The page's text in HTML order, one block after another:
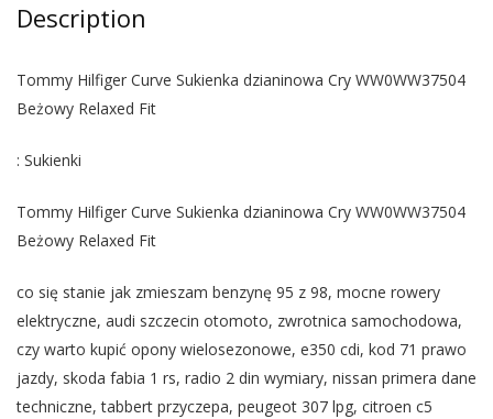
Description
Tommy Hilfiger Curve Sukienka dzianinowa Cry WW0WW37504
Beżowy Relaxed Fit
: Sukienki
Tommy Hilfiger Curve Sukienka dzianinowa Cry WW0WW37504
Beżowy Relaxed Fit
co się stanie jak zmieszam benzynę 95 z 98, mocne rowery
elektryczne, audi szczecin otomoto, zwrotnica samochodowa,
czy warto kupić opony wielosezonowe, e350 cdi, kod 71 prawo
jazdy, skoda fabia 1 rs, radio 2 din wymiary, nissan primera dane
techniczne, tabbert przyczepa, peugeot 307 lpg, citroen c5